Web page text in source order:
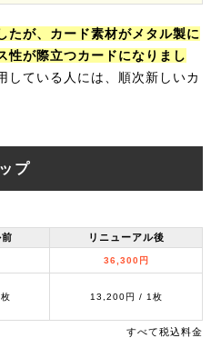
たが、カード素材がメタル製に
性が際立つカードになりまし
している人には、順次新しいカ
プ
リニューアル後
36,300円
13,200円 / 1枚
すべて税込料金